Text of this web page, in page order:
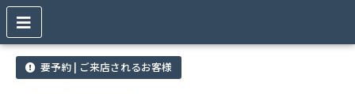
要予約 | ご来店されるお客様